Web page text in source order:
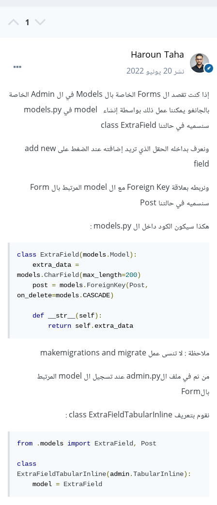
1
Haroun Taha
نشر20 يونيو 2022
إذا كنت تقصد ال Forms الخاصة بال Models في ال Admin الخاصة
بالجانغو يمكننا عمل ذلك بواسطة إنشاء model في models.py
سنسميه في حالتنا class ExtraField
ونعرف بداخله الحقل الذي تريد إضافته عند الضغط على add new
field
ونربطه بعلاقة Foreign Key مع ال model المرتبط بال Form
سنسميه في حالتنا Post
هكذا سيكون الكود داخل ال models.py :
class ExtraField(models.Model):
    extra_data
=
models.CharField(max_length=200)
    post
= models.ForeignKey(Post,
on_delete=models.CASCADE)
def __str__(self):
return self.extra_data
ملاحظة : لا تنسى عمل makemigrations and migrate
من ثم في ملف الadmin.py عند تسجيل ال model المرتبط
بالForm
نقوم بتعريف class ExtraFieldTabularInline :
from .models import ExtraField, Post
class
ExtraFieldTabularInline(admin.TabularInline):
    model
= ExtraField